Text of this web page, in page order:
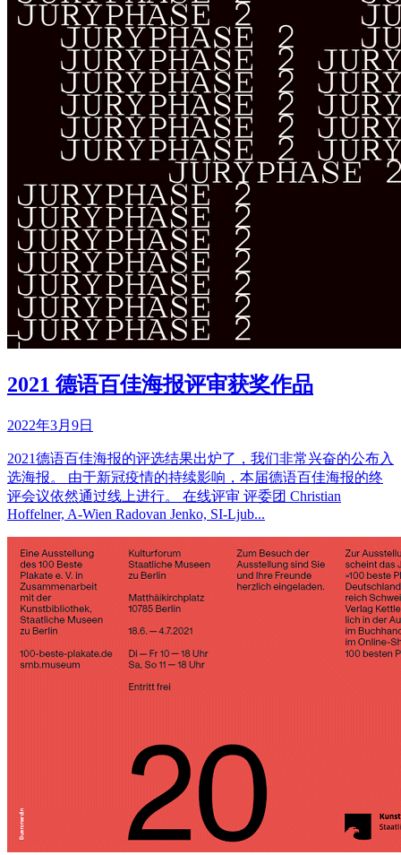
2021 德语百佳海报评审获奖作品
2022年3月9日
2021德语百佳海报的评选结果出炉了，我们非常兴奋的公布入
选海报。 由于新冠疫情的持续影响，本届德语百佳海报的终
评会议依然通过线上进行。 在线评审 评委团 Christian
Hoffelner, A-Wien Radovan Jenko, SI-Ljub...